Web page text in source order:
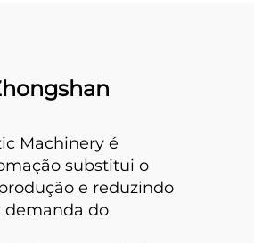
Machinery é
substitui o
e reduzindo
demanda do